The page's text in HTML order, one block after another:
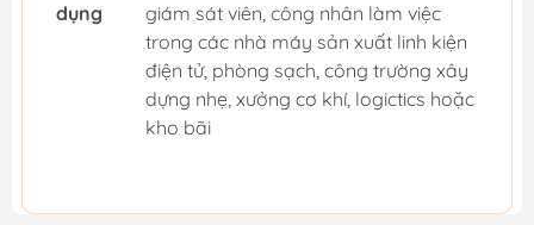
dụng
giám sát viên, công nhân làm việc
trong các nhà máy sản xuất linh kiện
điện tử, phòng sạch, công trường xây
dựng nhẹ, xưởng cơ khí, logictics hoặc
kho bãi